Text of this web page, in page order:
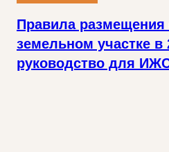
Правила размещения
земельном участке в
руководство для